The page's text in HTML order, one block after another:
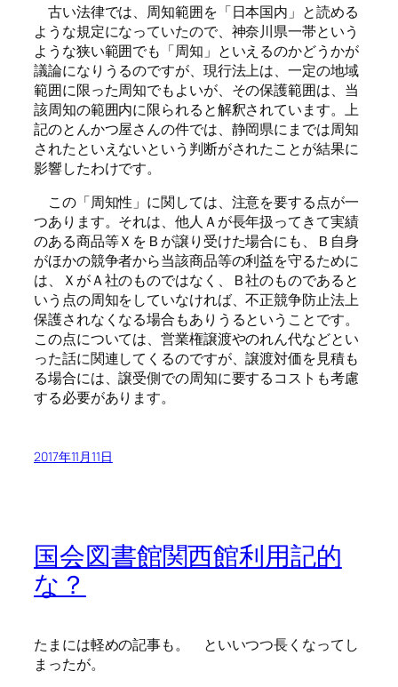
古い法律では、周知範囲を「日本国内」と読める
ような規定になっていたので、神奈川県一帯という
ような狭い範囲でも「周知」といえるのかどうかが
議論になりうるのですが、現行法上は、一定の地域
範囲に限った周知でもよいが、その保護範囲は、当
該周知の範囲内に限られると解釈されています。上
記のとんかつ屋さんの件では、静岡県にまでは周知
されたといえないという判断がされたことが結果に
影響したわけです。
この「周知性」に関しては、注意を要する点が一
つあります。それは、他人Ａが長年扱ってきて実績
のある商品等ＸをＢが譲り受けた場合にも、Ｂ自身
がほかの競争者から当該商品等の利益を守るために
は、ＸがＡ社のものではなく、Ｂ社のものであると
いう点の周知をしていなければ、不正競争防止法上
保護されなくなる場合もありうるということです。
この点については、営業権譲渡やのれん代などとい
った話に関連してくるのですが、譲渡対価を見積も
る場合には、譲受側での周知に要するコストも考慮
する必要があります。
2017年11月11日
国会図書館関西館利用記的
な？
たまには軽めの記事も。 といいつつ長くなってし
まったが。